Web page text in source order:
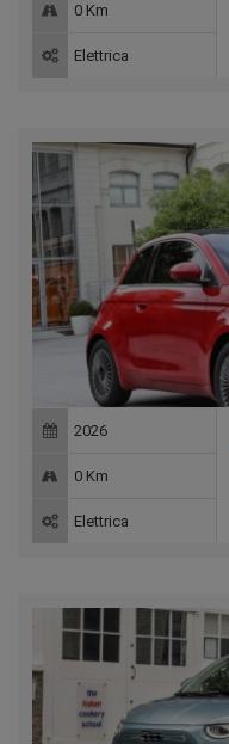
0 Km
Elettrica
2026
0 Km
Elettrica